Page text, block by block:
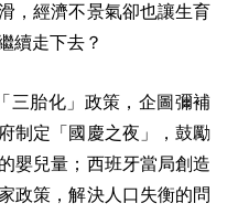
，經濟不景氣卻也讓生育
續走下去？
三胎化」政策，企圖彌補
制定「國慶之夜」，鼓勵
嬰兒量；西班牙當局創造
政策，解決人口失衡的問